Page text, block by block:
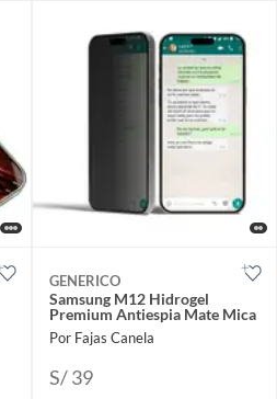
GENERICO
Samsung M12 Hidrogel
Premium Antiespia Mate Mica
Por Fajas Canela
S/ 39